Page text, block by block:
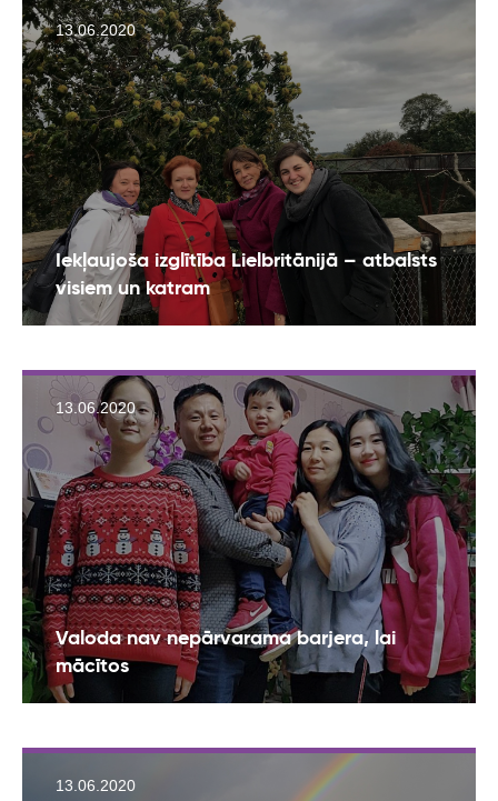
13.06.2020
Iekļaujoša izglītība Lielbritānijā – atbalsts
visiem un katram
13.06.2020
Valoda nav nepārvarama barjera, lai
mācītos
13.06.2020